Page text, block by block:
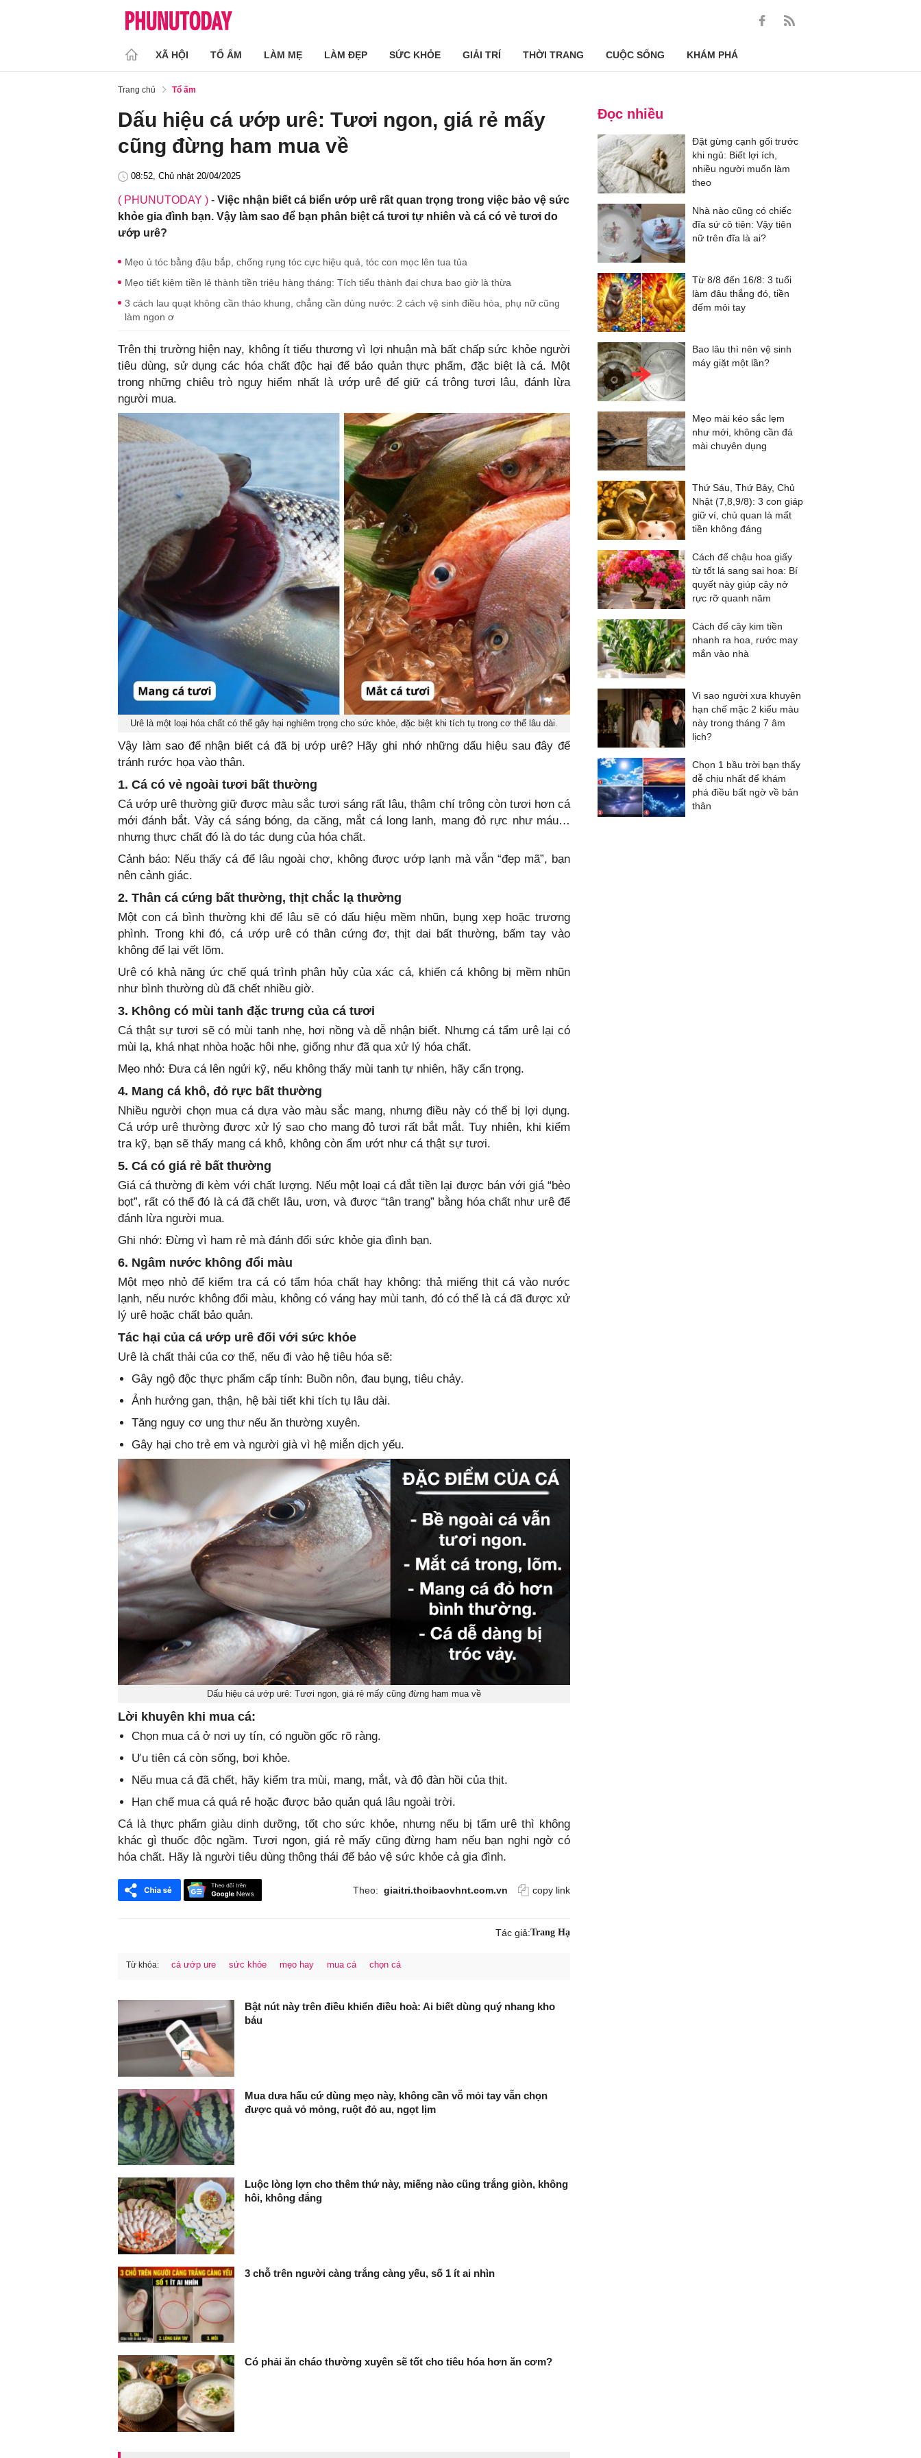
XÃ HỘI TỔ ẤM LÀM MẸ LÀM ĐẸP SỨC KHỎE GIẢI TRÍ THỜI TRANG CUỘC SỐNG KHÁM PHÁ
Trang chủ Tổ ấm
Dấu hiệu cá ướp urê: Tươi ngon, giá rẻ mấy
cũng đừng ham mua về
08:52, Chủ nhật 20/04/2025
( PHUNUTODAY ) - Việc nhận biết cá biển ướp urê rất quan trọng trong việc bảo vệ sức
khỏe gia đình bạn. Vậy làm sao để bạn phân biệt cá tươi tự nhiên và cá có vẻ tươi do
ướp urê?
Mẹo ủ tóc bằng đậu bắp, chống rụng tóc cực hiệu quả, tóc con mọc lên tua tủa
Mẹo tiết kiệm tiền lẻ thành tiền triệu hàng tháng: Tích tiểu thành đại chưa bao giờ là thừa
3 cách lau quạt không cần tháo khung, chẳng cần dùng nước: 2 cách vệ sinh điều hòa, phụ nữ cũng
làm ngon ơ
Trên thị trường hiện nay, không ít tiểu thương vì lợi nhuận mà bất chấp sức khỏe người
tiêu dùng, sử dụng các hóa chất độc hại để bảo quản thực phẩm, đặc biệt là cá. Một
trong những chiêu trò nguy hiểm nhất là ướp urê để giữ cá trông tươi lâu, đánh lừa
người mua.
Urê là một loại hóa chất có thể gây hại nghiêm trọng cho sức khỏe, đặc biệt khi tích tụ trong cơ thể lâu dài.
Vậy làm sao để nhận biết cá đã bị ướp urê? Hãy ghi nhớ những dấu hiệu sau đây để
tránh rước họa vào thân.
1. Cá có vẻ ngoài tươi bất thường
Cá ướp urê thường giữ được màu sắc tươi sáng rất lâu, thậm chí trông còn tươi hơn cá
mới đánh bắt. Vảy cá sáng bóng, da căng, mắt cá long lanh, mang đỏ rực như máu…
nhưng thực chất đó là do tác dụng của hóa chất.
Cảnh báo: Nếu thấy cá để lâu ngoài chợ, không được ướp lạnh mà vẫn “đẹp mã”, bạn
nên cảnh giác.
2. Thân cá cứng bất thường, thịt chắc lạ thường
Một con cá bình thường khi để lâu sẽ có dấu hiệu mềm nhũn, bụng xẹp hoặc trương
phình. Trong khi đó, cá ướp urê có thân cứng đơ, thịt dai bất thường, bấm tay vào
không để lại vết lõm.
Urê có khả năng ức chế quá trình phân hủy của xác cá, khiến cá không bị mềm nhũn
như bình thường dù đã chết nhiều giờ.
3. Không có mùi tanh đặc trưng của cá tươi
Cá thật sự tươi sẽ có mùi tanh nhẹ, hơi nồng và dễ nhận biết. Nhưng cá tẩm urê lại có
mùi lạ, khá nhạt nhòa hoặc hôi nhẹ, giống như đã qua xử lý hóa chất.
Mẹo nhỏ: Đưa cá lên ngửi kỹ, nếu không thấy mùi tanh tự nhiên, hãy cẩn trọng.
4. Mang cá khô, đỏ rực bất thường
Nhiều người chọn mua cá dựa vào màu sắc mang, nhưng điều này có thể bị lợi dụng.
Cá ướp urê thường được xử lý sao cho mang đỏ tươi rất bắt mắt. Tuy nhiên, khi kiểm
tra kỹ, bạn sẽ thấy mang cá khô, không còn ẩm ướt như cá thật sự tươi.
5. Cá có giá rẻ bất thường
Giá cá thường đi kèm với chất lượng. Nếu một loại cá đắt tiền lại được bán với giá “bèo
bọt”, rất có thể đó là cá đã chết lâu, ươn, và được “tân trang” bằng hóa chất như urê để
đánh lừa người mua.
Ghi nhớ: Đừng vì ham rẻ mà đánh đổi sức khỏe gia đình bạn.
6. Ngâm nước không đổi màu
Một mẹo nhỏ để kiểm tra cá có tẩm hóa chất hay không: thả miếng thịt cá vào nước
lạnh, nếu nước không đổi màu, không có váng hay mùi tanh, đó có thể là cá đã được xử
lý urê hoặc chất bảo quản.
Tác hại của cá ướp urê đối với sức khỏe
Urê là chất thải của cơ thể, nếu đi vào hệ tiêu hóa sẽ:
Gây ngộ độc thực phẩm cấp tính: Buồn nôn, đau bụng, tiêu chảy.
Ảnh hưởng gan, thận, hệ bài tiết khi tích tụ lâu dài.
Tăng nguy cơ ung thư nếu ăn thường xuyên.
Gây hại cho trẻ em và người già vì hệ miễn dịch yếu.
Dấu hiệu cá ướp urê: Tươi ngon, giá rẻ mấy cũng đừng ham mua về
Lời khuyên khi mua cá:
Chọn mua cá ở nơi uy tín, có nguồn gốc rõ ràng.
Ưu tiên cá còn sống, bơi khỏe.
Nếu mua cá đã chết, hãy kiểm tra mùi, mang, mắt, và độ đàn hồi của thịt.
Hạn chế mua cá quá rẻ hoặc được bảo quản quá lâu ngoài trời.
Cá là thực phẩm giàu dinh dưỡng, tốt cho sức khỏe, nhưng nếu bị tẩm urê thì không
khác gì thuốc độc ngầm. Tươi ngon, giá rẻ mấy cũng đừng ham nếu bạn nghi ngờ có
hóa chất. Hãy là người tiêu dùng thông thái để bảo vệ sức khỏe cả gia đình.
Theo: giaitri.thoibaovhnt.com.vn copy link
Tác giả:Trang Hạ
Từ khóa: cá ướp ure sức khỏe mẹo hay mua cá chọn cá
Bật nút này trên điều khiển điều hoà: Ai biết dùng quý nhang kho
báu
Mua dưa hấu cứ dùng mẹo này, không cần vỗ mỏi tay vẫn chọn
được quả vỏ mỏng, ruột đỏ au, ngọt lịm
Luộc lòng lợn cho thêm thứ này, miếng nào cũng trắng giòn, không
hôi, không đắng
3 chỗ trên người càng trắng càng yếu, số 1 ít ai nhìn
Có phải ăn cháo thường xuyên sẽ tốt cho tiêu hóa hơn ăn cơm?
Đọc nhiều
Đặt gừng cạnh gối trước
khi ngủ: Biết lợi ích,
nhiều người muốn làm
theo
Nhà nào cũng có chiếc
đĩa sứ cô tiên: Vậy tiên
nữ trên đĩa là ai?
Từ 8/8 đến 16/8: 3 tuổi
làm đâu thắng đó, tiền
đếm mỏi tay
Bao lâu thì nên vệ sinh
máy giặt một lần?
Mẹo mài kéo sắc lẹm
như mới, không cần đá
mài chuyên dụng
Thứ Sáu, Thứ Bảy, Chủ
Nhật (7,8,9/8): 3 con giáp
giữ ví, chủ quan là mất
tiền không đáng
Cách để chậu hoa giấy
từ tốt lá sang sai hoa: Bí
quyết này giúp cây nở
rực rỡ quanh năm
Cách để cây kim tiền
nhanh ra hoa, rước may
mắn vào nhà
Vì sao người xưa khuyên
hạn chế mặc 2 kiểu màu
này trong tháng 7 âm
lịch?
Chọn 1 bầu trời bạn thấy
dễ chịu nhất để khám
phá điều bất ngờ về bản
thân